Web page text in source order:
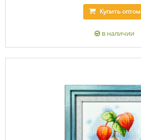
Купитьоптом
в наличии